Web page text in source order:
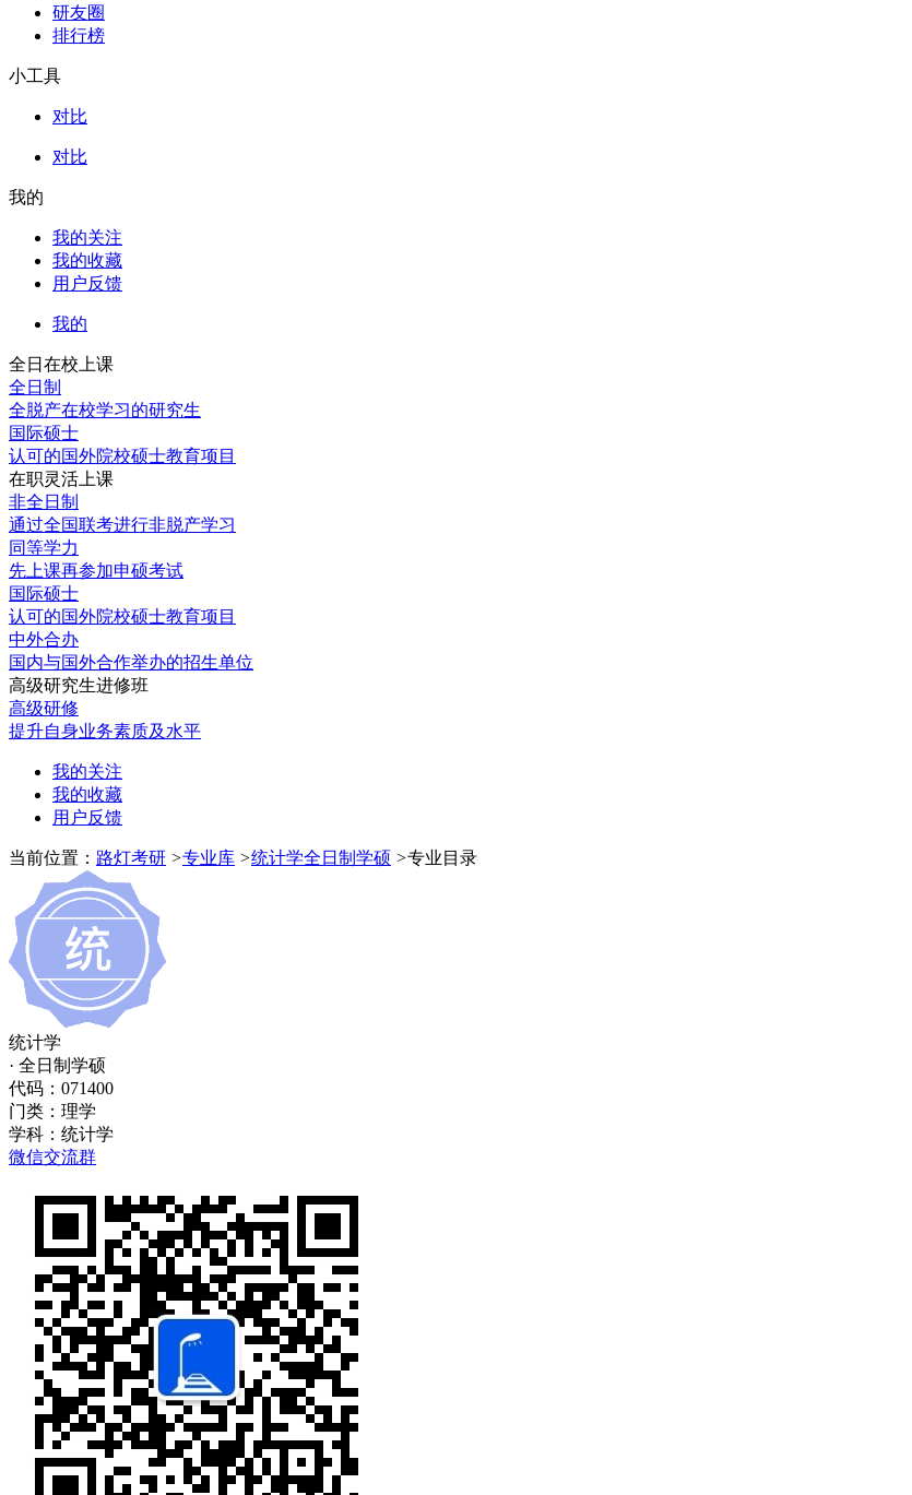
研友圈
排行榜
小工具
对比
对比
我的
我的关注
我的收藏
用户反馈
我的
全日在校上课
全日制
全脱产在校学习的研究生
国际硕士
认可的国外院校硕士教育项目
在职灵活上课
非全日制
通过全国联考进行非脱产学习
同等学力
先上课再参加申硕考试
国际硕士
认可的国外院校硕士教育项目
中外合办
国内与国外合作举办的招生单位
高级研究生进修班
高级研修
提升自身业务素质及水平
我的关注
我的收藏
用户反馈
当前位置： 路灯考研 >专业库 >统计学全日制学硕 >专业目录
统计学
· 全日制学硕
代码：071400
门类： 理学
学科： 统计学
微信交流群